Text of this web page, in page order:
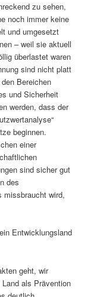
zu sehen,
noch immer keine
und umgesetzt
– weil sie aktuell
überlastet waren
sind nicht platt
Bereichen
und Sicherheit
werden, dass der
beginnen.
einer
sind sicher gut
des
missbraucht wird,
Entwicklungsland
geht, wir
als Prävention